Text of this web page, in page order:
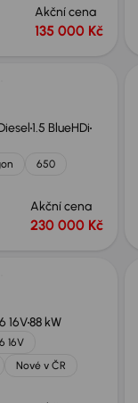
Akční cena
135 000 Kč
1.5 BlueHDi
650
Akční cena
230 000 Kč
16V88 kW
16V
Nové v ČR